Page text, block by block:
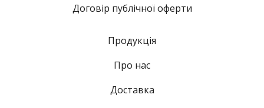
Договір публічної оферти
Продукція
Про нас
Доставка